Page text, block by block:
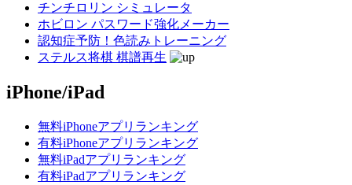
チンチロリン シミュレータ
ホビロン パスワード強化メーカー
認知症予防！色読みトレーニング
ステルス将棋 棋譜再生
iPhone/iPad
無料iPhoneアプリランキング
有料iPhoneアプリランキング
無料iPadアプリランキング
有料iPadアプリランキング